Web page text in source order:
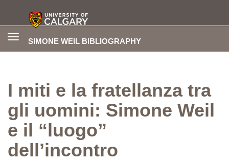
SIMONE WEIL BIBLIOGRAPHY
Toggle
I miti e la fratellanza tra
gli uomini: Simone Weil
e il “luogo”
dell’incontro